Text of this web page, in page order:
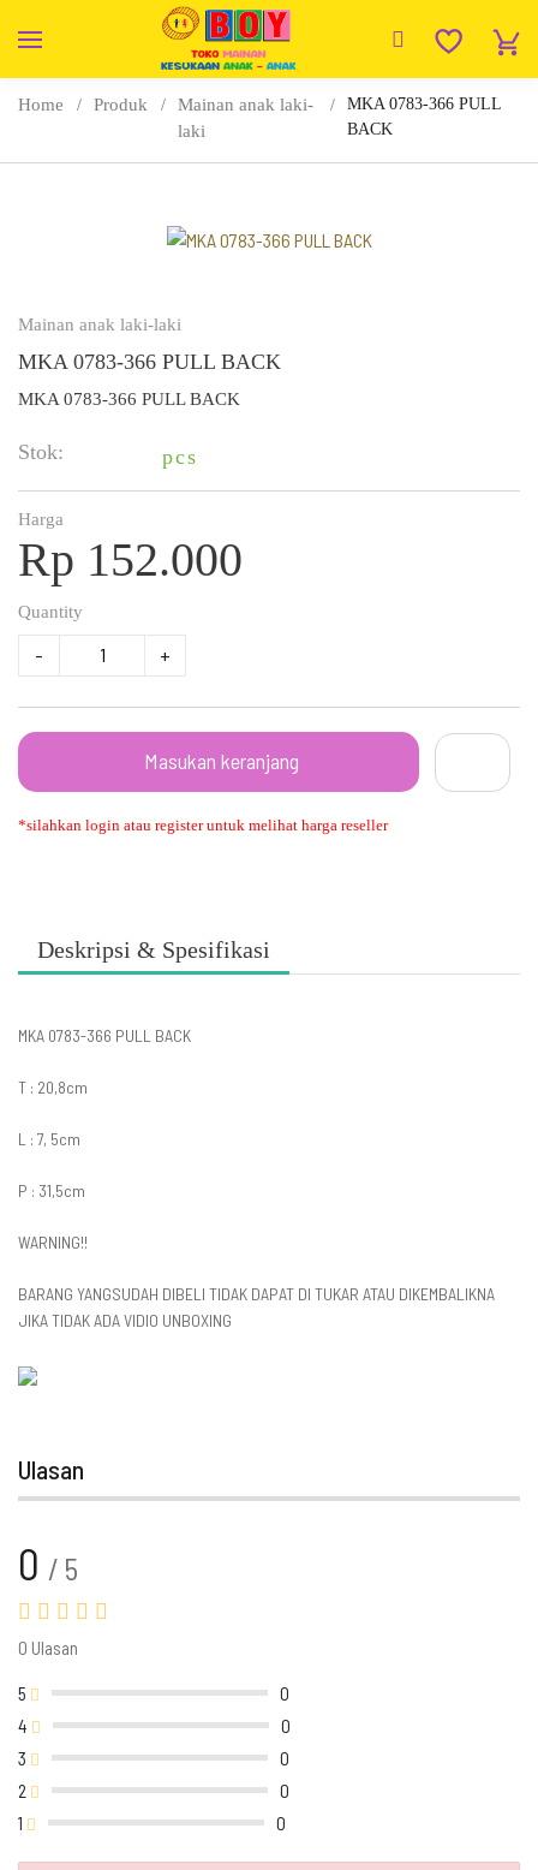
Home Produk
Mainan anak laki-
laki
MKA 0783-366 PULL
BACK
Mainan anak laki-laki
MKA 0783-366 PULL BACK
MKA 0783-366 PULL BACK
Stok: pcs
Harga
Rp 152.000
Quantity
- +
Masukan keranjang
*silahkan login atau register untuk melihat harga reseller
Deskripsi & Spesifikasi
MKA 0783-366 PULL BACK
T : 20,8cm
L : 7, 5cm
P : 31,5cm
WARNING!!
BARANG YANGSUDAH DIBELI TIDAK DAPAT DI TUKAR ATAU DIKEMBALIKNA
JIKA TIDAK ADA VIDIO UNBOXING
Ulasan
0 / 5
0 Ulasan
5
0
4
0
3
0
2
0
1
0